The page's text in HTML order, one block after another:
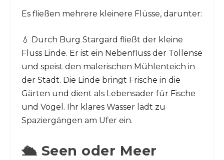
Es fließen mehrere kleinere Flüsse, darunter:
💧 Durch Burg Stargard fließt der kleine
Fluss Linde. Er ist ein Nebenfluss der Tollense
und speist den malerischen Mühlenteich in
der Stadt. Die Linde bringt Frische in die
Gärten und dient als Lebensader für Fische
und Vögel. Ihr klares Wasser lädt zu
Spaziergängen am Ufer ein.
🛳️ Seen oder Meer